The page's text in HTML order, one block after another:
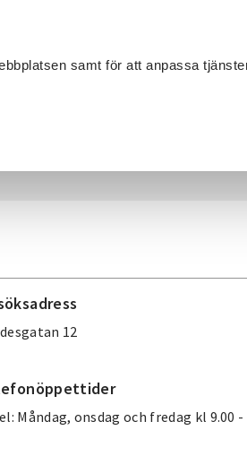
samt för att anpassa
12
Måndag, onsdag och fredag kl 9.00 -